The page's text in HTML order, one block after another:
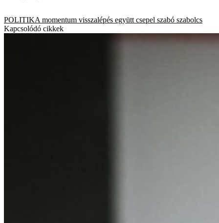
POLITIKA momentum visszalépés együtt csepel szabó szabolcs
Kapcsolódó cikkek